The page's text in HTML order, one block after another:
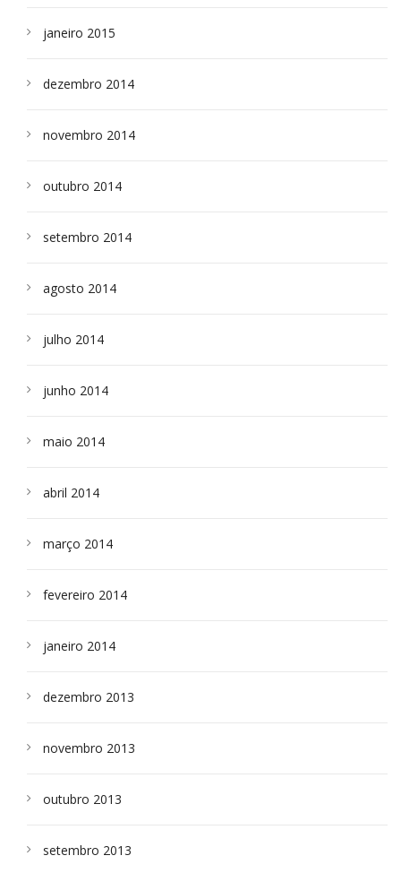
janeiro 2015
dezembro 2014
novembro 2014
outubro 2014
setembro 2014
agosto 2014
julho 2014
junho 2014
maio 2014
abril 2014
março 2014
fevereiro 2014
janeiro 2014
dezembro 2013
novembro 2013
outubro 2013
setembro 2013